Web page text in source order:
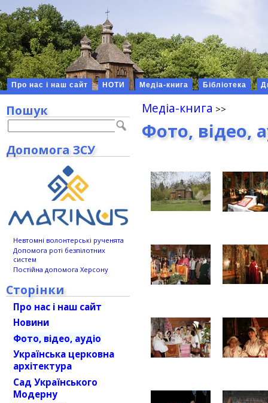
Про нас і наш сайт НОТИ Медіа-книга Бібліотека
Медіа-книга
Фото, відео,
Пошук
Допомога ЗСУ
Невтомні волонтерські рученята
Допомога роті безпілотних
систем
Постійна допомога Херсону
Сторінки
Про нас і наш сайт
Новини
Фото, відео, аудіо
Українська церковна
архітектура
Сад Українського
Модерну